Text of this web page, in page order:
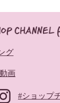
グ
画
#ショップ